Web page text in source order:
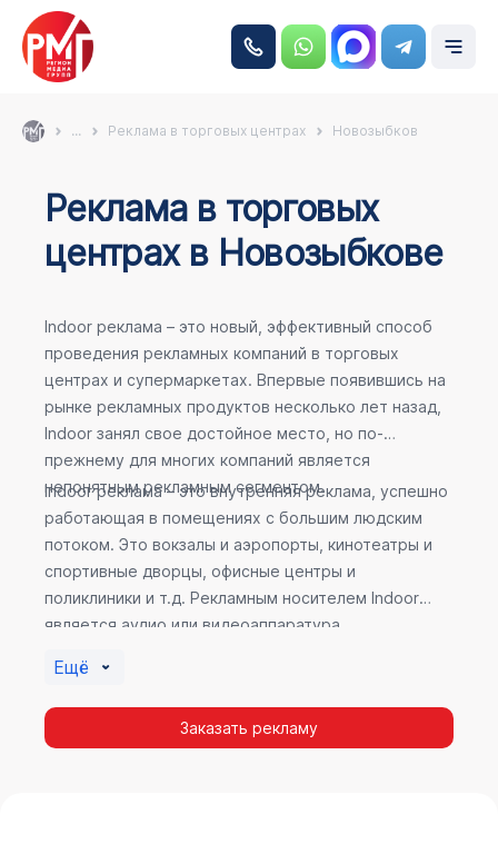
... Реклама в торговых центрах Новозыбков
Реклама в торговых
центрах в Новозыбкове
Indoor реклама – это новый, эффективный способ
проведения рекламных компаний в торговых
центрах и супермаркетах. Впервые появившись на
рынке рекламных продуктов несколько лет назад,
Indoor занял свое достойное место, но по-
прежнему для многих компаний является
непонятным рекламным сегментом.
Indoor реклама – это внутренняя реклама, успешно
работающая в помещениях с большим людским
потоком. Это вокзалы и аэропорты, кинотеатры и
спортивные дворцы, офисные центры и
поликлиники и т.д. Рекламным носителем Indoor
является аудио или видеоаппаратура,
эффективность приносит такой вид рекламы в
местах продаж, поскольку воздействие на
покупателя в момент выбора товара наиболее
Ещё
Заказать рекламу